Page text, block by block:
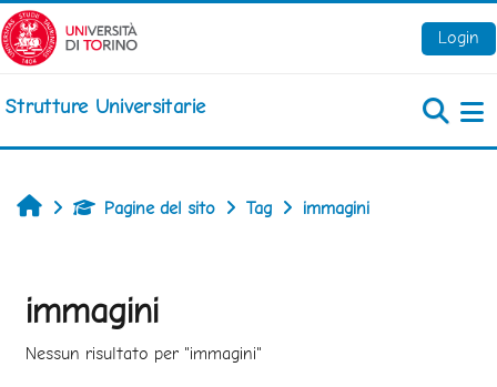
Vai al contenuto principale
Login
Strutture Universitarie
HomePagine del sito Tag immagini
immagini
Nessun risultato per "immagini"